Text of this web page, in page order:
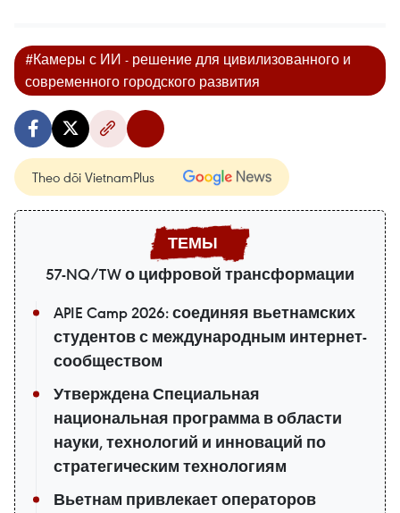
#Камеры с ИИ - решение для цивилизованного и
современного городского развития
Theo dõi VietnamPlus
57-NQ/TW о цифровой трансформации
APIE Camp 2026: соединяя вьетнамских
студентов с международным интернет-
сообществом
Утверждена Специальная
национальная программа в области
науки, технологий и инноваций по
стратегическим технологиям
Вьетнам привлекает операторов